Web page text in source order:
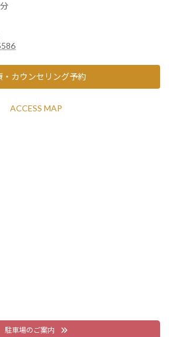
・カウンセリング予約
ACCESS MAP
駐車場のご案内